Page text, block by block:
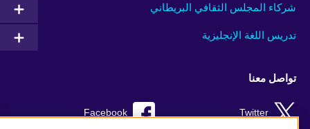
شركاء المجلس الثقافي البريطاني
تدريس اللغة الإنجليزية
تواصل معنا
Facebook Twitter